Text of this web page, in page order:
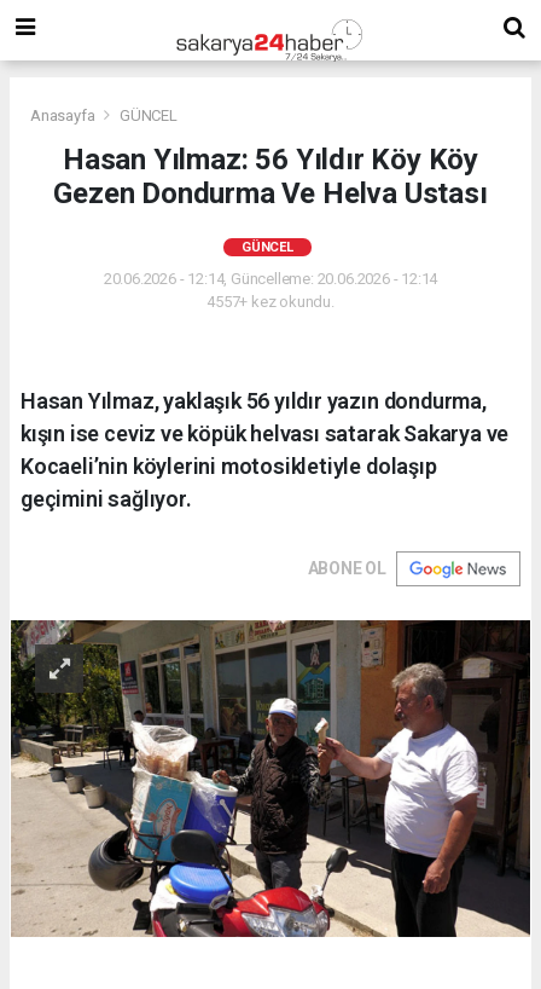
Anasayfa GÜNCEL
Hasan Yılmaz: 56 Yıldır Köy Köy
Gezen Dondurma Ve Helva Ustası
GÜNCEL
20.06.2026 - 12:14, Güncelleme: 20.06.2026 - 12:14
4557+ kez okundu.
Hasan Yılmaz, yaklaşık 56 yıldır yazın dondurma,
kışın ise ceviz ve köpük helvası satarak Sakarya ve
Kocaeli’nin köylerini motosikletiyle dolaşıp
geçimini sağlıyor.
ABONE OL